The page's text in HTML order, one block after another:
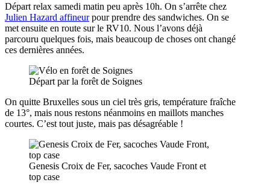
Départ relax samedi matin peu après 10h. On s’arrête chez
Julien Hazard affineurpour prendre des sandwiches. On se
met ensuite en route sur le RV10. Nous l’avons déjà
parcouru quelques fois, mais beaucoup de choses ont changé
ces dernières années.
Départ par la forêt de Soignes
On quitte Bruxelles sous un ciel très gris, température fraîche
de 13°, mais nous restons néanmoins en maillots manches
courtes. C’est tout juste, mais pas désagréable !
Genesis Croix de Fer, sacoches Vaude Front et
top case